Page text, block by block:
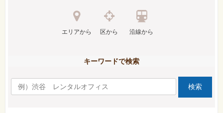
エリアから 区から 沿線から
キーワードで検索